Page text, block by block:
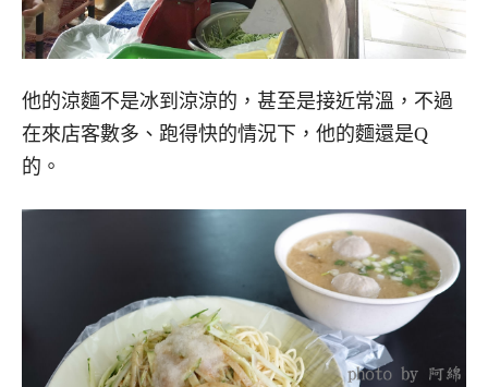
他的涼麵不是冰到涼涼的，甚至是接近常溫，不過
在來店客數多、跑得快的情況下，他的麵還是Q
的。